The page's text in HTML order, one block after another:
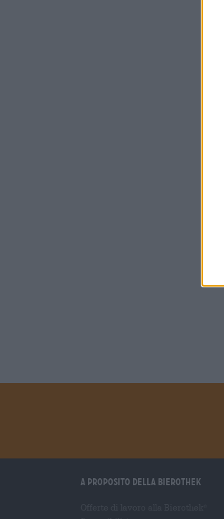
A proposito della Bierothek